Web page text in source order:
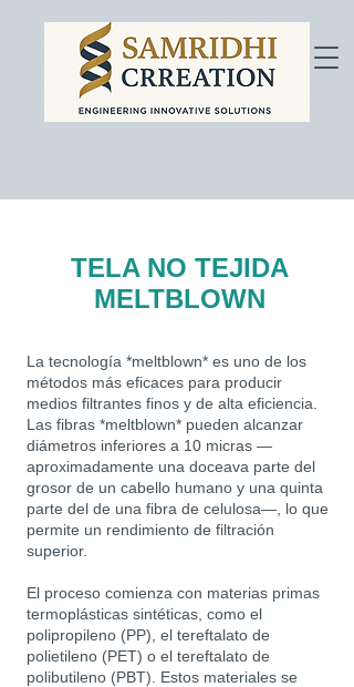
TELA NO TEJIDA
MELTBLOWN
La tecnología *meltblown* es uno de los
métodos más eficaces para producir
medios filtrantes finos y de alta eficiencia.
Las fibras *meltblown* pueden alcanzar
diámetros inferiores a 10 micras —
aproximadamente una doceava parte del
grosor de un cabello humano y una quinta
parte del de una fibra de celulosa—, lo que
permite un rendimiento de filtración
superior.
El proceso comienza con materias primas
termoplásticas sintéticas, como el
polipropileno (PP), el tereftalato de
polietileno (PET) o el tereftalato de
polibutileno (PBT). Estos materiales se